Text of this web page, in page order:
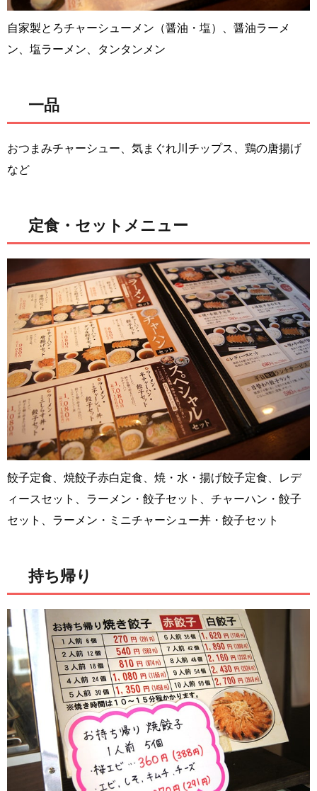
自家製とろチャーシューメン（醤油・塩）、醤油ラーメ
ン、塩ラーメン、タンタンメン
一品
おつまみチャーシュー、気まぐれ川チップス、鶏の唐揚げ
など
定食・セットメニュー
餃子定食、焼餃子赤白定食、焼・水・揚げ餃子定食、レデ
ィースセット、ラーメン・餃子セット、チャーハン・餃子
セット、ラーメン・ミニチャーシュー丼・餃子セット
持ち帰り